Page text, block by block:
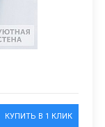
КУПИТЬ В 1 КЛИК